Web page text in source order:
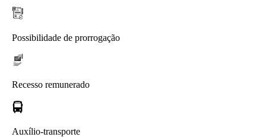
Possibilidade de prorrogação
Recesso remunerado
Auxílio-transporte